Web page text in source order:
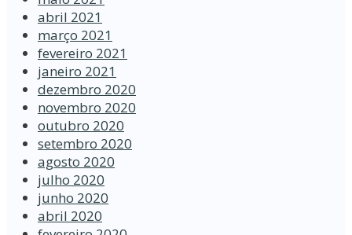
abril 2021
março 2021
fevereiro 2021
janeiro 2021
dezembro 2020
novembro 2020
outubro 2020
setembro 2020
agosto 2020
julho 2020
junho 2020
abril 2020